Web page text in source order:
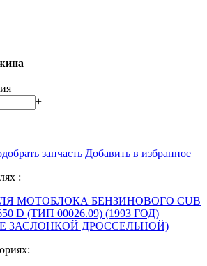
+
запчасть Добавить в избранное
:
МОТОБЛОКА БЕНЗИНОВОГО CUB
D (ТИП 00026.09) (1993 ГОД)
ЗАСЛОНКОЙ ДРОССЕЛЬНОЙ)